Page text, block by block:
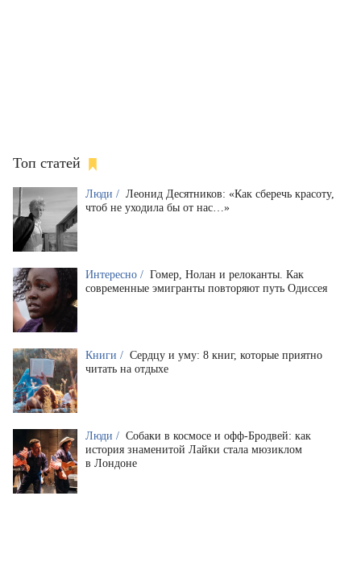
Топ статей
Люди / Леонид Десятников: «Как сберечь красоту,
чтоб не уходила бы от нас…»
Интересно / Гомер, Нолан и релоканты. Как
современные эмигранты повторяют путь Одиссея
Книги / Сердцу и уму: 8 книг, которые приятно
читать на отдыхе
Люди / Собаки в космосе и офф-Бродвей: как
история знаменитой Лайки стала мюзиклом
в Лондоне